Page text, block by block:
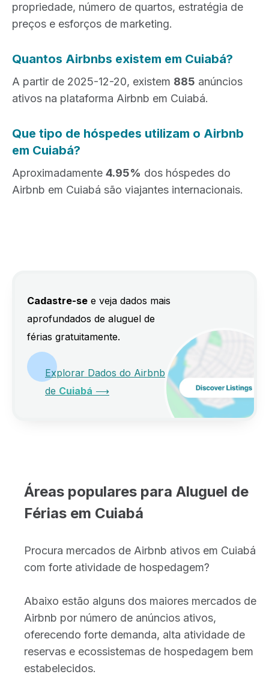
propriedade, número de quartos, estratégia de
preços e esforços de marketing.
Quantos Airbnbs existem em Cuiabá?
A partir de 2025-12-20, existem 885 anúncios
ativos na plataforma Airbnb em Cuiabá.
Que tipo de hóspedes utilizam o Airbnb
em Cuiabá?
Aproximadamente 4.95% dos hóspedes do
Airbnb em Cuiabá são viajantes internacionais.
Cadastre-se e veja dados mais
aprofundados de aluguel de
férias gratuitamente.
Explorar Dados do Airbnb
de Cuiabá ⟶
Áreas populares para Aluguel de
Férias em Cuiabá
Procura mercados de Airbnb ativos em Cuiabá
com forte atividade de hospedagem?
Abaixo estão alguns dos maiores mercados de
Airbnb por número de anúncios ativos,
oferecendo forte demanda, alta atividade de
reservas e ecossistemas de hospedagem bem
estabelecidos.